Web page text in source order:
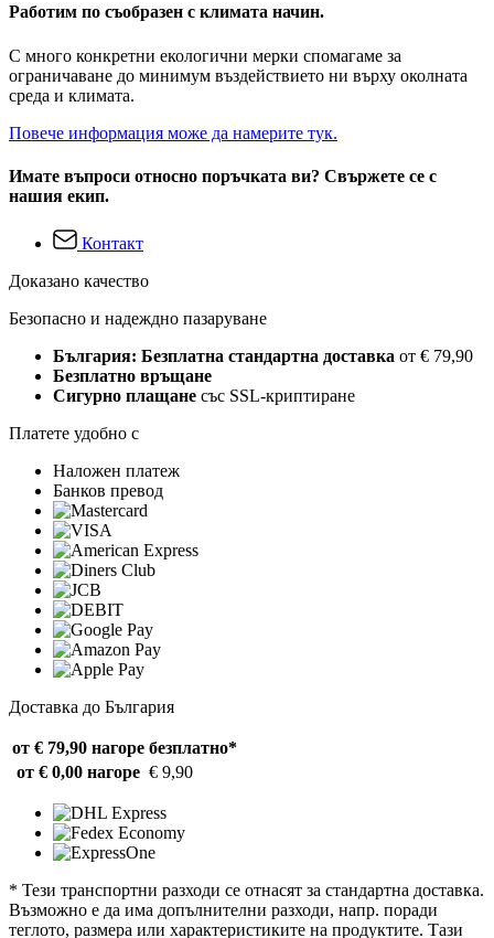
Работим по съобразен с климата начин.
С много конкретни екологични мерки спомагаме за
ограничаване до минимум въздействието ни върху околната
среда и климата.
Повече информация може да намерите тук.
Имате въпроси относно поръчката ви? Свържете се с
нашия екип.
Контакт
Доказано качество
Безопасно и надеждно пазаруване
България: Безплатна стандартна доставка от € 79,90
Безплатно връщане
Сигурно плащане със SSL-криптиране
Платете удобно с
Наложен платеж
Банков превод
Доставка до България
от € 79,90 нагоре безплатно*
от € 0,00 нагоре € 9,90
* Тези транспортни разходи се отнасят за стандартна доставка.
Възможно е да има допълнителни разходи, напр. поради
теглото, размера или характеристиките на продуктите. Тази